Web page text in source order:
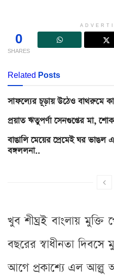
0
SHARES
Related Posts
সাফল্যের চূড়ায় উঠেও বাথরুমে
প্রয়াত ঋতুপর্ণা সেনগুপ্তের মা,
বাঙালি মেয়ের প্রেমেই ঘর
বঙ্গললনা..
খুব শীঘ্রই বাংলায়
বছরের স্বাধীনতা দিবসে
আগে প্রকাশ্যে এল আল্লু